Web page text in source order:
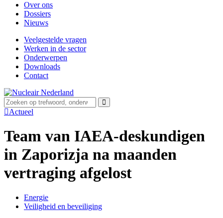
Over ons
Dossiers
Nieuws
Veelgestelde vragen
Werken in de sector
Onderwerpen
Downloads
Contact
Actueel
Team van IAEA-deskundigen
in Zaporizja na maanden
vertraging afgelost
Energie
Veiligheid en beveiliging